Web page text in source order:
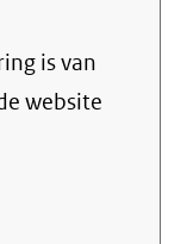
is van
website